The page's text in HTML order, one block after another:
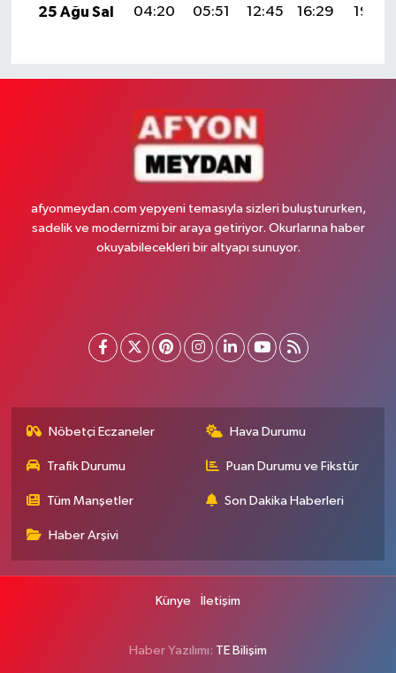
25 Ağu Sal
04:20 05:51 12:45 16:29 19:29
afyonmeydan.com yepyeni temasıyla sizleri buluştururken,
sadelik ve modernizmi bir araya getiriyor. Okurlarına haber
okuyabilecekleri bir altyapı sunuyor.
Nöbetçi Eczaneler Hava Durumu
Trafik Durumu Puan Durumu ve Fikstür
Tüm Manşetler Son Dakika Haberleri
Haber Arşivi
Künye İletişim
Haber Yazılımı: TE Bilişim